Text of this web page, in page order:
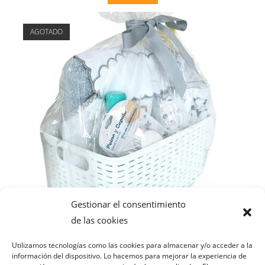
Gestionar el consentimiento
de las cookies
Utilizamos tecnologías como las cookies para almacenar y/o acceder a la
información del dispositivo. Lo hacemos para mejorar la experiencia de
AGOTADO
Cestas para bebés
CANASTILLA BEBÉ REGALO RECIÉN NACIDO 2
49,99€